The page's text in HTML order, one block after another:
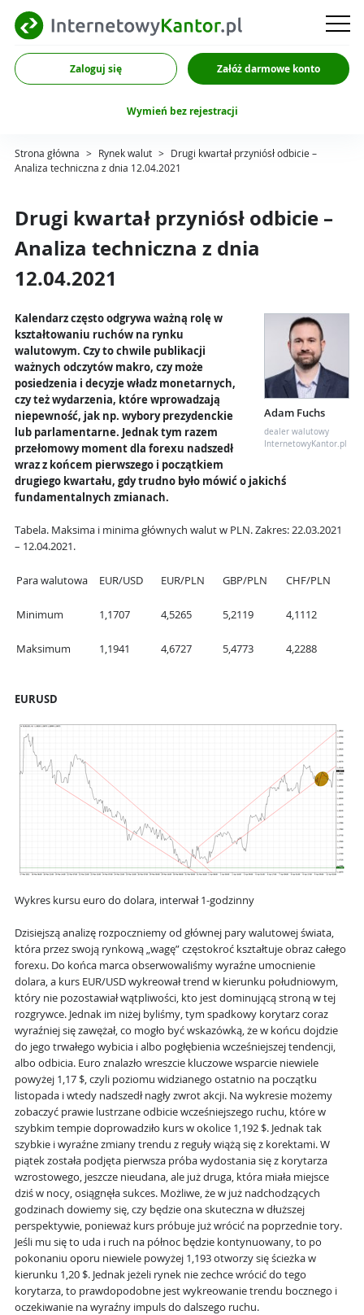
Zaloguj się Załóż darmowe konto
Wymień bez rejestracji
Strona główna > Rynek walut > Drugi kwartał przyniósł odbicie –
Analiza techniczna z dnia 12.04.2021
Drugi kwartał przyniósł odbicie –
Analiza techniczna z dnia
12.04.2021
Adam Fuchs
dealer walutowy
InternetowyKantor.pl
Kalendarz często odgrywa ważną rolę w
kształtowaniu ruchów na rynku
walutowym. Czy to chwile publikacji
ważnych odczytów makro, czy może
posiedzenia i decyzje władz monetarnych,
czy też wydarzenia, które wprowadzają
niepewność, jak np. wybory prezydenckie
lub parlamentarne. Jednak tym razem
przełomowy moment dla forexu nadszedł
wraz z końcem pierwszego i początkiem
drugiego kwartału, gdy trudno było mówić o jakichś
fundamentalnych zmianach.
Tabela. Maksima i minima głównych walut w PLN. Zakres: 22.03.2021
– 12.04.2021.
Para walutowa EUR/USD EUR/PLN GBP/PLN CHF/PLN
Minimum 1,1707 4,5265 5,2119 4,1112
Maksimum 1,1941 4,6727 5,4773 4,2288
EURUSD
Wykres kursu euro do dolara, interwał 1-godzinny
Dzisiejszą analizę rozpoczniemy od głównej pary walutowej świata,
która przez swoją rynkową „wagę” częstokroć kształtuje obraz całego
forexu. Do końca marca obserwowaliśmy wyraźne umocnienie
dolara, a kurs EUR/USD wykreował trend w kierunku południowym,
który nie pozostawiał wątpliwości, kto jest dominującą stroną w tej
rozgrywce. Jednak im niżej byliśmy, tym spadkowy korytarz coraz
wyraźniej się zawężał, co mogło być wskazówką, że w końcu dojdzie
do jego trwałego wybicia i albo pogłębienia wcześniejszej tendencji,
albo odbicia. Euro znalazło wreszcie kluczowe wsparcie niewiele
powyżej 1,17 $, czyli poziomu widzianego ostatnio na początku
listopada i wtedy nadszedł nagły zwrot akcji. Na wykresie możemy
zobaczyć prawie lustrzane odbicie wcześniejszego ruchu, które w
szybkim tempie doprowadziło kurs w okolice 1,192 $. Jednak tak
szybkie i wyraźne zmiany trendu z reguły wiążą się z korektami. W
piątek została podjęta pierwsza próba wydostania się z korytarza
wzrostowego, jeszcze nieudana, ale już druga, która miała miejsce
dziś w nocy, osiągnęła sukces. Możliwe, że w już nadchodzących
godzinach dowiemy się, czy będzie ona skuteczna w dłuższej
perspektywie, ponieważ kurs próbuje już wrócić na poprzednie tory.
Jeśli mu się to uda i ruch na północ będzie kontynuowany, to po
pokonaniu oporu niewiele powyżej 1,193 otworzy się ścieżka w
kierunku 1,20 $. Jednak jeżeli rynek nie zechce wrócić do tego
korytarza, to prawdopodobne jest wykreowanie trendu bocznego i
oczekiwanie na wyraźny impuls do dalszego ruchu.